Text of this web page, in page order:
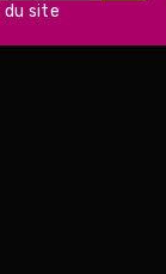
du site